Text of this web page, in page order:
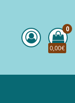
0
0,00€